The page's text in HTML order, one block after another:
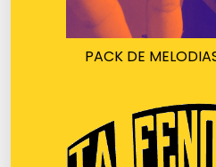
PACK DE